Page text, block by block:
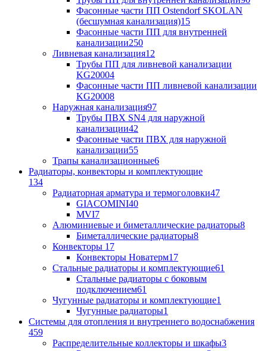
Фасонные части ПП Ostendorf SKOLAN
(бесшумная канализация)15
Фасонные части ПП для внутренней
канализации250
Ливневая канализация12
Трубы ПП для ливневой канализации
KG20004
Фасонные части ПП ливневой канализации
KG20008
Наружная канализация97
Трубы ПВХ SN4 для наружной
канализации42
Фасонные части ПВХ для наружной
канализации55
Трапы канализационные6
Радиаторы, конвекторы и комплектующие
134
Радиаторная арматура и термоголовки47
GIACOMINI40
MVI7
Алюминиевые и биметаллические радиаторы8
Биметаллические радиаторы8
Конвекторы 17
Конвекторы Новатерм17
Стальные радиаторы и комплектующие61
Стальные радиаторы с боковым
подключением61
Чугунные радиаторы и комплектующие1
Чугунные радиаторы1
Системы для отопления и внутреннего водоснабжения
459
Распределительные коллекторы и шкафы3